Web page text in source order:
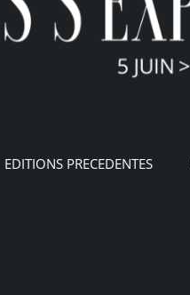
EDITIONS PRECEDENTES